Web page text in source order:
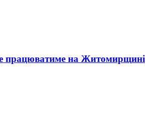
працюватиме на Житомирщині